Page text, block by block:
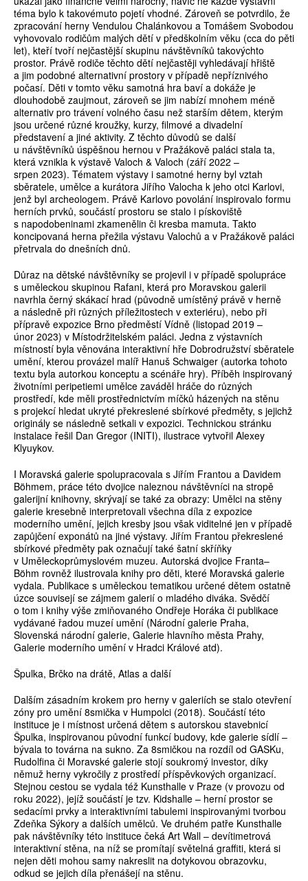
téma bylo k takovémuto pojetí vhodné. Zároveň se potvrdilo, že
zpracování herny Vendulou Chalánkovou a Tomášem Svobodou
vyhovovalo rodičům malých dětí v předškolním věku (cca do pěti
let), kteří tvoří nejčastější skupinu návštěvníků takovýchto
prostor. Právě rodiče těchto dětí nejčastěji vyhledávají hřiště
a jim podobné alternativní prostory v případě nepříznivého
počasí. Děti v tomto věku samotná hra baví a dokáže je
dlouhodobě zaujmout, zároveň se jim nabízí mnohem méně
alternativ pro trávení volného času než starším dětem, kterým
jsou určené různé kroužky, kurzy, filmové a divadelní
představení a jiné aktivity. Z těchto důvodů se další
u návštěvníků úspěšnou hernou v Pražákově paláci stala ta,
která vznikla k výstavě Valoch & Valoch (září 2022 –
srpen 2023). Tématem výstavy i samotné herny byl vztah
sběratele, umělce a kurátora Jiřího Valocha k jeho otci Karlovi,
jenž byl archeologem. Právě Karlovo povolání inspirovalo formu
herních prvků, součástí prostoru se stalo i pískoviště
s napodobeninami zkamenělin či kresba mamuta. Takto
koncipovaná herna přežila výstavu Valochů a v Pražákově paláci
přetrvala do dnešních dnů.
Důraz na dětské návštěvníky se projevil i v případě spolupráce
s uměleckou skupinou Rafani, která pro Moravskou galerii
navrhla černý skákací hrad (původně umístěný právě v herně
a následně při různých příležitostech v exteriéru), nebo při
přípravě expozice Brno předměstí Vídně (listopad 2019 –
únor 2023) v Místodržitelském paláci. Jedna z výstavních
místností byla věnována interaktivní hře Dobrodružství sběratele
umění, kterou provázel malíř Hanuš Schwaiger (autorka tohoto
textu byla autorkou konceptu a scénáře hry). Příběh inspirovaný
životními peripetiemi umělce zaváděl hráče do různých
prostředí, kde měli prostřednictvím míčků házených na stěnu
s projekcí hledat ukryté překreslené sbírkové předměty, s jejichž
originály se následně setkali v expozici. Technickou stránku
instalace řešil Dan Gregor (INITI), ilustrace vytvořil Alexey
Klyuykov.
I Moravská galerie spolupracovala s Jiřím Frantou a Davidem
Böhmem, práce této dvojice naleznou návštěvníci na stropě
galerijní knihovny, skrývají se také za obrazy: Umělci na stěny
galerie kresebně interpretovali všechna díla z expozice
moderního umění, jejich kresby jsou však viditelné jen v případě
zapůjčení exponátů na jiné výstavy. Jiřím Frantou překreslené
sbírkové předměty pak označují také šatní skříňky
v Uměleckoprůmyslovém muzeu. Autorská dvojice Franta–
Böhm rovněž ilustrovala knihy pro děti, které Moravská galerie
vydala. Publikace s uměleckou tematikou určené dětem ostatně
úzce souvisejí se zájmem galerií o mladého diváka. Svědčí
o tom i knihy výše zmiňovaného Ondřeje Horáka či publikace
vydávané řadou muzeí umění (Národní galerie Praha,
Slovenská národní galerie, Galerie hlavního města Prahy,
Galerie moderního umění v Hradci Králové atd).
Špulka, Brčko na drátě, Atlas a další
Dalším zásadním krokem pro herny v galeriích se stalo otevření
zóny pro umění 8smička v Humpolci (2018). Součástí této
instituce je i místnost určená dětem s autorskou stavebnicí
Špulka, inspirovanou původní funkcí budovy, kde galerie sídlí –
bývala to továrna na sukno. Za 8smičkou na rozdíl od GASKu,
Rudolfina či Moravské galerie stojí soukromý investor, díky
němuž herny vykročily z prostředí příspěvkových organizací.
Stejnou cestou se vydala též Kunsthalle v Praze (v provozu od
roku 2022), jejíž součástí je tzv. Kidshalle – herní prostor se
sedacími prvky a interaktivními tabulemi inspirovanými tvorbou
Zdeňka Sýkory a dalších umělců. Ve druhém patře Kunsthalle
pak návštěvníky této instituce čeká Art Wall – devítimetrová
interaktivní stěna, na níž se promítají světelná graffiti, která si
nejen děti mohou samy nakreslit na dotykovou obrazovku,
odkud se jejich díla přenášejí na stěnu.